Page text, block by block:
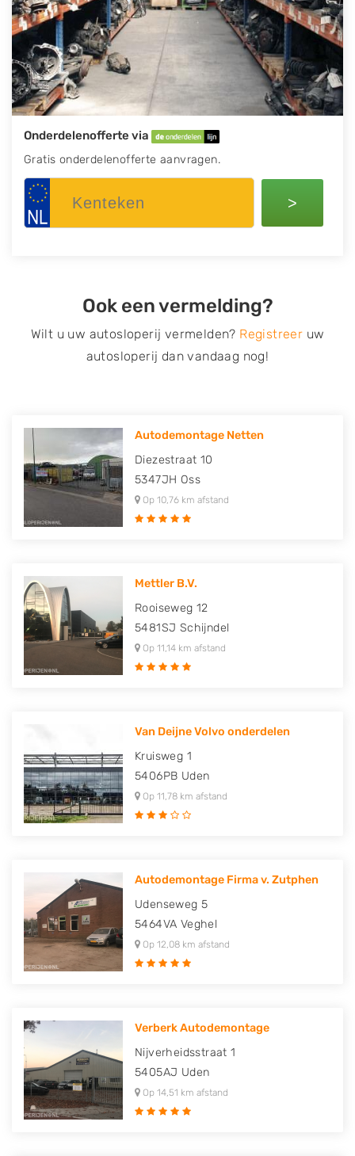
Onderdelenofferte via
Gratis onderdelenofferte aanvragen.
>
Ook een vermelding?
Wilt u uw autosloperij vermelden? Registreer uw
autosloperij dan vandaag nog!
Autodemontage Netten
Diezestraat 10
5347JH Oss
Op 10,76 km afstand
Mettler B.V.
Rooiseweg 12
5481SJ Schijndel
Op 11,14 km afstand
Van Deijne Volvo onderdelen
Kruisweg 1
5406PB Uden
Op 11,78 km afstand
Autodemontage Firma v. Zutphen
Udenseweg 5
5464VA Veghel
Op 12,08 km afstand
Verberk Autodemontage
Nijverheidsstraat 1
5405AJ Uden
Op 14,51 km afstand